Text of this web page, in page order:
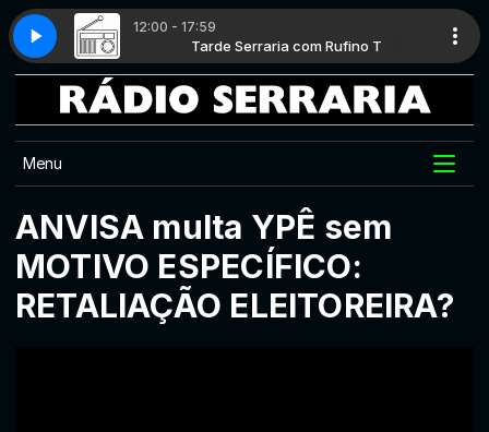
12:00 - 17:59
T Tarde Serraria com Rufino T
RÁDIO SERRARIA - MAIN
Menu
ANVISA multa YPÊ sem
MOTIVO ESPECÍFICO:
RETALIAÇÃO ELEITOREIRA?